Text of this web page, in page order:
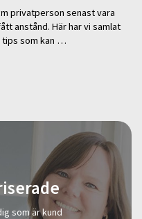
privatperson senast vara
anstånd. Här har vi samlat
tips som kan …
som är kund